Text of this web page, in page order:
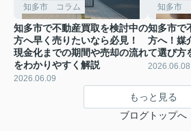
知多市 コラム
知多市で不動産買取を検討中の
方へ早く売りたいなら必見！
現金化までの期間や売却の流れ
をわかりやすく解説
2026.06.09
知多市
知多市で
方へ！媒
て選び方
2026.06.08
もっと見る
ブログトップへ